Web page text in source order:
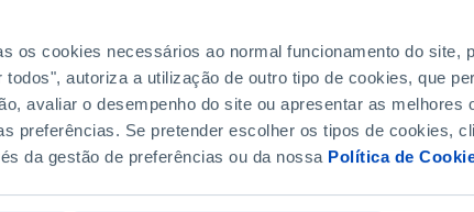
os cookies necessários ao normal funcionamento do site,
autoriza a utilização de outro tipo de cookies, que
avaliar o desempenho do site ou apresentar as melhores
preferências. Se pretender escolher os tipos de cookies,
da gestão de preferências ou da nossa Política de
DATA DE FIM